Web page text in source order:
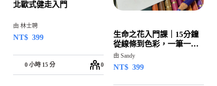
北歐式健走入門
由 林士聘
NT$ 399
0 小時 15 分 0
生命之花入門課｜15分鐘
從線條到色彩，一筆一畫
回到自己
由 Sandy
NT$ 399